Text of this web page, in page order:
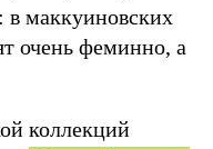
маккуиновских
очень феминно, а
коллекций